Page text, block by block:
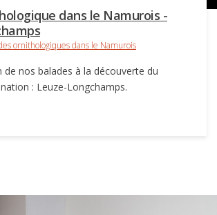
dans le Namurois -
ornithologiques dans le Namurois
de nos balades à la découverte du
: Leuze-Longchamps.